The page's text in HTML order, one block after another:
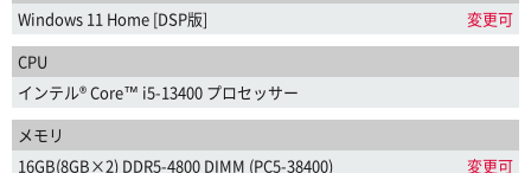
Windows 11 Home [DSP版]
変更可
CPU
インテル® Core™ i5-13400 プロセッサー
メモリ
16GB(8GB×2) DDR5-4800 DIMM (PC5-38400)
変更可